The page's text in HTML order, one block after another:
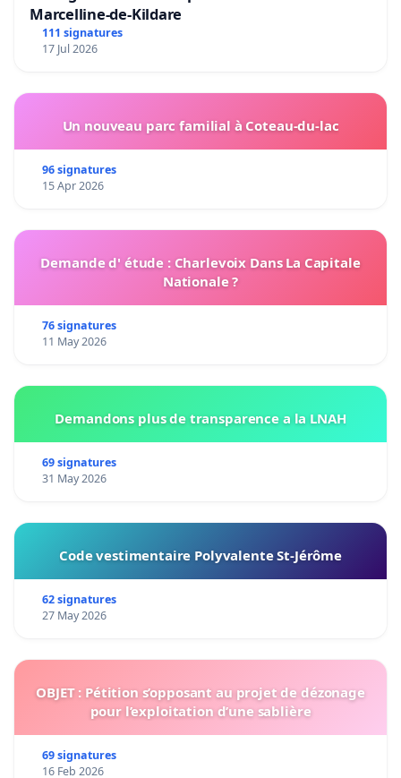
Marcelline-de-Kildare
111 signatures
17 Jul 2026
Un nouveau parc familial à Coteau-du-lac
96 signatures
15 Apr 2026
Demande d' étude : Charlevoix Dans La Capitale
Nationale ?
76 signatures
11 May 2026
Demandons plus de transparence a la LNAH
69 signatures
31 May 2026
Code vestimentaire Polyvalente St-Jérôme
62 signatures
27 May 2026
OBJET : Pétition s’opposant au projet de dézonage
pour l’exploitation d’une sablière
69 signatures
16 Feb 2026